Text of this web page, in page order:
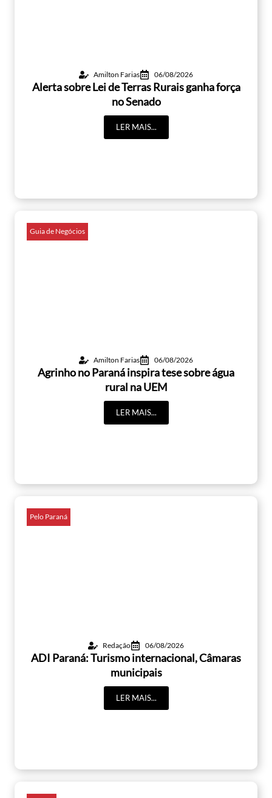
Amilton Farias 06/08/2026
Alerta sobre Lei de Terras Rurais ganha força
no Senado
LER MAIS...
Guia de Negócios
Amilton Farias 06/08/2026
Agrinho no Paraná inspira tese sobre água
rural na UEM
LER MAIS...
Pelo Paraná
Redação 06/08/2026
ADI Paraná: Turismo internacional, Câmaras
municipais
LER MAIS...